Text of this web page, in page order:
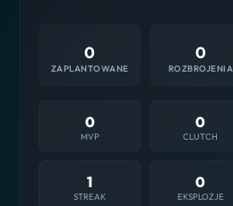
0
ZAPLANTOWANE
0
ROZBROJENIA
0
MVP
0
CLUTCH
1
STREAK
0
EKSPLOZJE